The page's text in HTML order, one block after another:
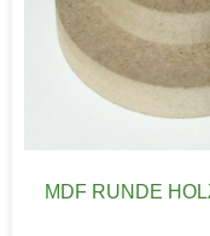
MDF RUNDE